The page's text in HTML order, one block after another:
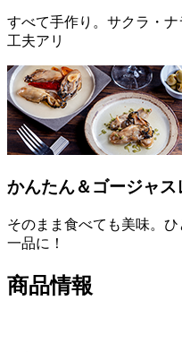
すべて手作り。サクラ・
工夫アリ
かんたん＆ゴージャス
そのまま食べても美味。
一品に！
商品情報